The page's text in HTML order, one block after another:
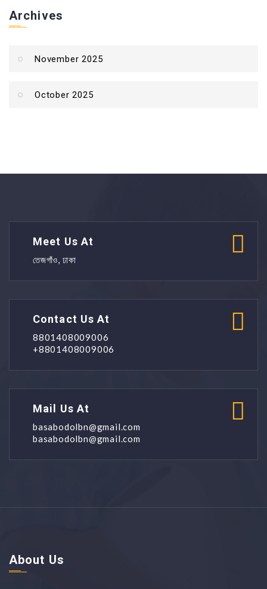
Archives
November 2025
October 2025
Meet Us At
তেজগাঁও, ঢাকা
Contact Us At
8801408009006
+8801408009006
Mail Us At
basabodolbn@gmail.com
basabodolbn@gmail.com
About Us